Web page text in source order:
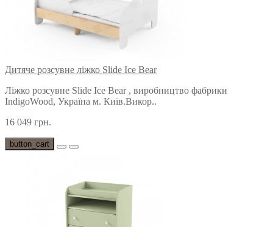
Дитяче розсувне ліжко Slide Ice Bear
Ліжко розсувне Slide Ice Bear , виробництво фабрики
IndigoWood, Україна м. Київ.Викор..
16 049 грн.
button_cart